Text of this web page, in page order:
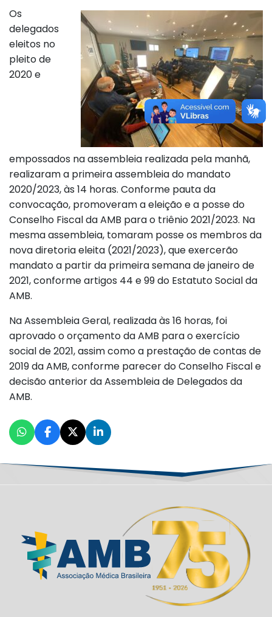
Os
delegados
eleitos no
pleito de
2020 e
empossados na assembleia realizada pela manhã,
realizaram a primeira assembleia do mandato
2020/2023, às 14 horas. Conforme pauta da
convocação, promoveram a eleição e a posse do
Conselho Fiscal da AMB para o triênio 2021/2023. Na
mesma assembleia, tomaram posse os membros da
nova diretoria eleita (2021/2023), que exercerão
mandato a partir da primeira semana de janeiro de
2021, conforme artigos 44 e 99 do Estatuto Social da
AMB.
Na Assembleia Geral, realizada às 16 horas, foi
aprovado o orçamento da AMB para o exercício
social de 2021, assim como a prestação de contas de
2019 da AMB, conforme parecer do Conselho Fiscal e
decisão anterior da Assembleia de Delegados da
AMB.